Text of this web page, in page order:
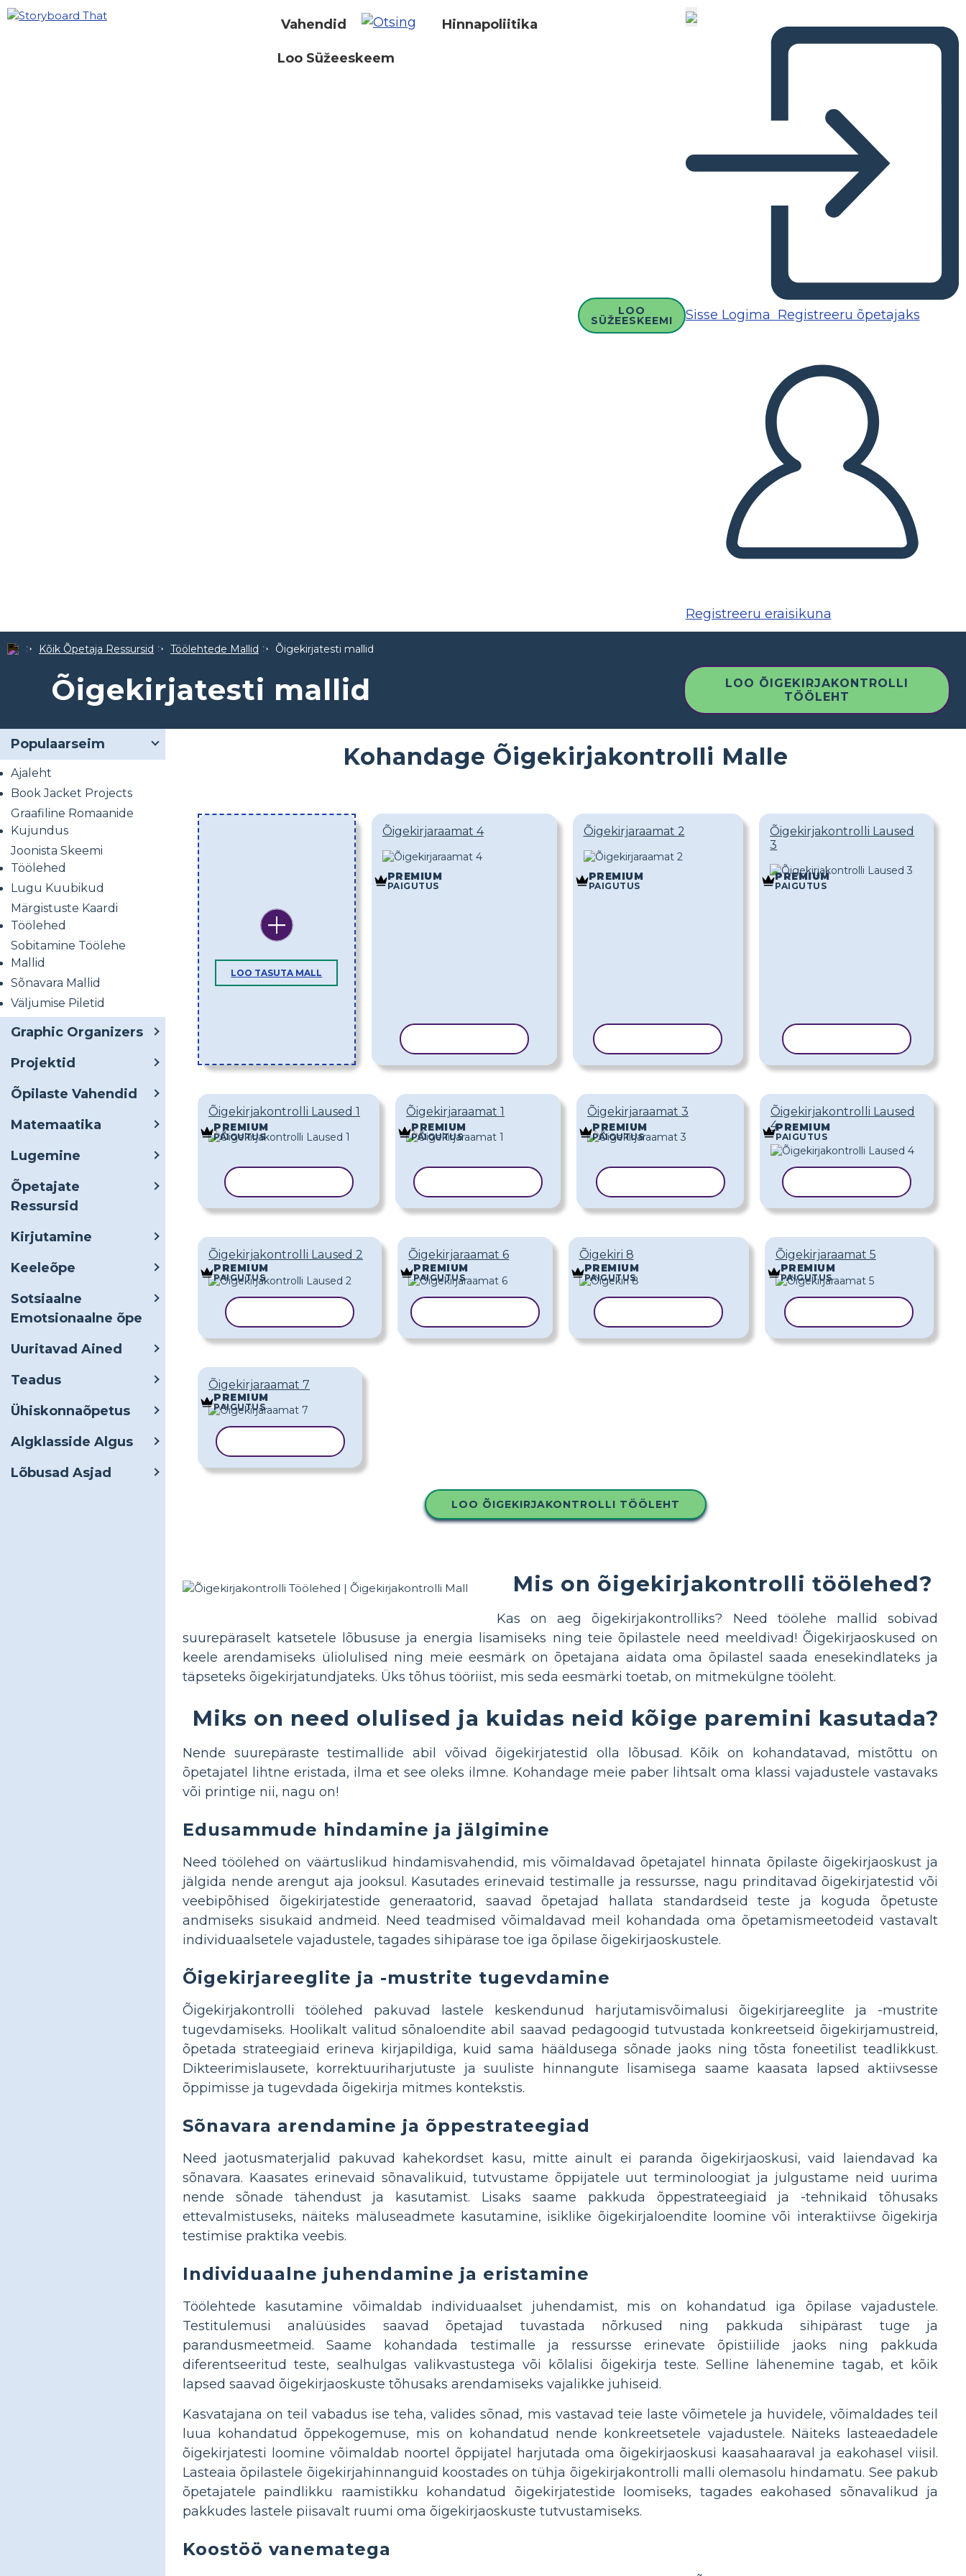
Vahendid Hinnapoliitika
Loo Süžeeskeem
LOO
SÜŽEESKEEMI Sisse Logima Registreeru õpetajaks
Registreeru eraisikuna
Kõik Õpetaja Ressursid Töölehtede Mallid Õigekirjatesti mallid
Õigekirjatesti mallid
LOO ÕIGEKIRJAKONTROLLI
TÖÖLEHT
Populaarseim
Ajaleht
Book Jacket Projects
Graafiline Romaanide
Kujundus
Joonista Skeemi
Töölehed
Lugu Kuubikud
Märgistuste Kaardi
Töölehed
Sobitamine Töölehe
Mallid
Sõnavara Mallid
Väljumise Piletid
Graphic Organizers
Projektid
Õpilaste Vahendid
Matemaatika
Lugemine
Õpetajate
Ressursid
Kirjutamine
Keeleõpe
Sotsiaalne
Emotsionaalne õpe
Uuritavad Ained
Teadus
Ühiskonnaõpetus
Algklasside Algus
Lõbusad Asjad
Kohandage Õigekirjakontrolli Malle
LOO TASUTA MALL
Õigekirjaraamat 4
PREMIUM
PAIGUTUS
Õigekirjaraamat 2
PREMIUM
PAIGUTUS
Õigekirjakontrolli Laused
3
PREMIUM
PAIGUTUS
Õigekirjakontrolli Laused 1
PREMIUM
PAIGUTUS
Õigekirjaraamat 1
PREMIUM
PAIGUTUS
Õigekirjaraamat 3
PREMIUM
PAIGUTUS
Õigekirjakontrolli Laused
4PREMIUM
PAIGUTUS
Õigekirjakontrolli Laused 2
PREMIUM
PAIGUTUS
Õigekirjaraamat 6
PREMIUM
PAIGUTUS
Õigekiri 8
PREMIUM
PAIGUTUS
Õigekirjaraamat 5
PREMIUM
PAIGUTUS
Õigekirjaraamat 7
PREMIUM
PAIGUTUS
LOO ÕIGEKIRJAKONTROLLI TÖÖLEHT
Mis on õigekirjakontrolli töölehed?
Kas on aeg õigekirjakontrolliks? Need töölehe mallid sobivad
suurepäraselt katsetele lõbususe ja energia lisamiseks ning teie õpilastele need meeldivad! Õigekirjaoskused on
keele arendamiseks üliolulised ning meie eesmärk on õpetajana aidata oma õpilastel saada enesekindlateks ja
täpseteks õigekirjatundjateks. Üks tõhus tööriist, mis seda eesmärki toetab, on mitmekülgne tööleht.
Miks on need olulised ja kuidas neid kõige paremini kasutada?
Nende suurepäraste testimallide abil võivad õigekirjatestid olla lõbusad. Kõik on kohandatavad, mistõttu on
õpetajatel lihtne eristada, ilma et see oleks ilmne. Kohandage meie paber lihtsalt oma klassi vajadustele vastavaks
või printige nii, nagu on!
Edusammude hindamine ja jälgimine
Need töölehed on väärtuslikud hindamisvahendid, mis võimaldavad õpetajatel hinnata õpilaste õigekirjaoskust ja
jälgida nende arengut aja jooksul. Kasutades erinevaid testimalle ja ressursse, nagu prinditavad õigekirjatestid või
veebipõhised õigekirjatestide generaatorid, saavad õpetajad hallata standardseid teste ja koguda õpetuste
andmiseks sisukaid andmeid. Need teadmised võimaldavad meil kohandada oma õpetamismeetodeid vastavalt
individuaalsetele vajadustele, tagades sihipärase toe iga õpilase õigekirjaoskustele.
Õigekirjareeglite ja -mustrite tugevdamine
Õigekirjakontrolli töölehed pakuvad lastele keskendunud harjutamisvõimalusi õigekirjareeglite ja -mustrite
tugevdamiseks. Hoolikalt valitud sõnaloendite abil saavad pedagoogid tutvustada konkreetseid õigekirjamustreid,
õpetada strateegiaid erineva kirjapildiga, kuid sama hääldusega sõnade jaoks ning tõsta foneetilist teadlikkust.
Dikteerimislausete, korrektuuriharjutuste ja suuliste hinnangute lisamisega saame kaasata lapsed aktiivsesse
õppimisse ja tugevdada õigekirja mitmes kontekstis.
Sõnavara arendamine ja õppestrateegiad
Need jaotusmaterjalid pakuvad kahekordset kasu, mitte ainult ei paranda õigekirjaoskusi, vaid laiendavad ka
sõnavara. Kaasates erinevaid sõnavalikuid, tutvustame õppijatele uut terminoloogiat ja julgustame neid uurima
nende sõnade tähendust ja kasutamist. Lisaks saame pakkuda õppestrateegiaid ja -tehnikaid tõhusaks
ettevalmistuseks, näiteks mäluseadmete kasutamine, isiklike õigekirjaloendite loomine või interaktiivse õigekirja
testimise praktika veebis.
Individuaalne juhendamine ja eristamine
Töölehtede kasutamine võimaldab individuaalset juhendamist, mis on kohandatud iga õpilase vajadustele.
Testitulemusi analüüsides saavad õpetajad tuvastada nõrkused ning pakkuda sihipärast tuge ja
parandusmeetmeid. Saame kohandada testimalle ja ressursse erinevate õpistiilide jaoks ning pakkuda
diferentseeritud teste, sealhulgas valikvastustega või kõlalisi õigekirja teste. Selline lähenemine tagab, et kõik
lapsed saavad õigekirjaoskuste tõhusaks arendamiseks vajalikke juhiseid.
Kasvatajana on teil vabadus ise teha, valides sõnad, mis vastavad teie laste võimetele ja huvidele, võimaldades teil
luua kohandatud õppekogemuse, mis on kohandatud nende konkreetsetele vajadustele. Näiteks lasteaedadele
õigekirjatesti loomine võimaldab noortel õppijatel harjutada oma õigekirjaoskusi kaasahaaraval ja eakohasel viisil.
Lasteaia õpilastele õigekirjahinnanguid koostades on tühja õigekirjakontrolli malli olemasolu hindamatu. See pakub
õpetajatele paindlikku raamistikku kohandatud õigekirjatestide loomiseks, tagades eakohased sõnavalikud ja
pakkudes lastele piisavalt ruumi oma õigekirjaoskuste tutvustamiseks.
Koostöö vanematega